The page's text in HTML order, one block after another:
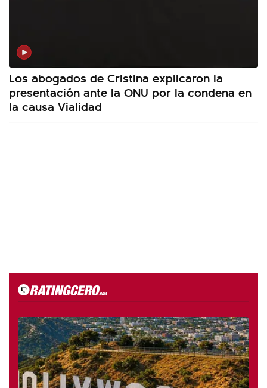
Los abogados de Cristina explicaron la
presentación ante la ONU por la condena en
la causa Vialidad